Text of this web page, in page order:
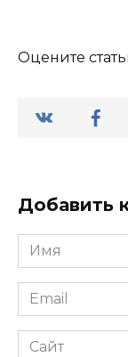
Оцените
Добавить
Имя
*
Email
*
Сайт